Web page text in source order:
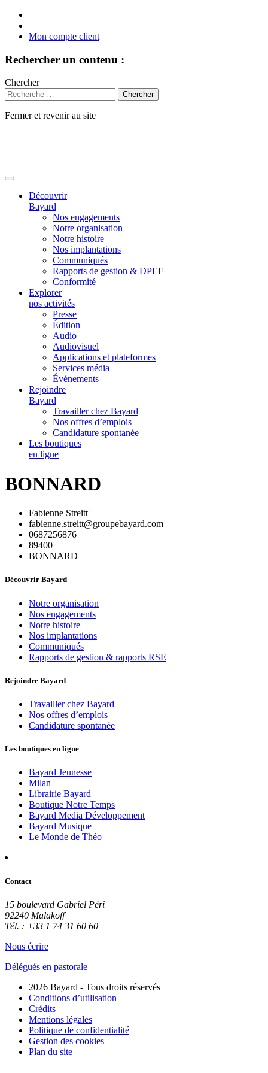
Mon compte client
Rechercher un contenu :
Chercher
Fermer et revenir au site
Découvrir
Bayard
Nos engagements
Notre organisation
Notre histoire
Nos implantations
Communiqués
Rapports de gestion & DPEF
Conformité
Explorer
nos activités
Presse
Édition
Audio
Audiovisuel
Applications et plateformes
Services média
Événements
Rejoindre
Bayard
Travailler chez Bayard
Nos offres d’emplois
Candidature spontanée
Les boutiques
en ligne
BONNARD
Fabienne Streitt
fabienne.streitt@groupebayard.com
0687256876
89400
BONNARD
Découvrir Bayard
Notre organisation
Nos engagements
Notre histoire
Nos implantations
Communiqués
Rapports de gestion & rapports RSE
Rejoindre Bayard
Travailler chez Bayard
Nos offres d’emplois
Candidature spontanée
Les boutiques en ligne
Bayard Jeunesse
Milan
Librairie Bayard
Boutique Notre Temps
Bayard Media Développement
Bayard Musique
Le Monde de Théo
Contact
15 boulevard Gabriel Péri
92240 Malakoff
Tél. : +33 1 74 31 60 60
Nous écrire
Délégués en pastorale
2026 Bayard - Tous droits réservés
Conditions d’utilisation
Crédits
Mentions légales
Politique de confidentialité
Gestion des cookies
Plan du site